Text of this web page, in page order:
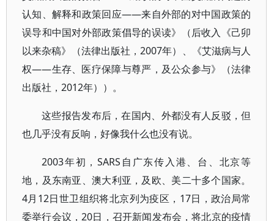
认知、解释和政策回应——来自外部的对中国政策的
误导和中国对外部政策倡导的误读》（后收入《己卯
以来杂稿》（法律出版社，2007年）、《艾滋病与人
权——生存、医疗保障与尊严，及公众参与》（法律
出版社，2012年））。
这些报告发布后，在国内、外都没有人反驳，但
也几乎没有反响，好像我什么也没有说。
2003年初，SARS自广东传入港、台、北京等
地，及东南亚、澳大利亚，及欧、美二十多个国家。
4月12日世卫组织将北京列为疫区，17日，政治局常
委举行会议，20日，召开新闻发布会，将北京的疫情